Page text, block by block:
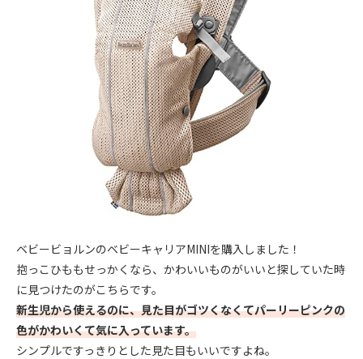
ベビービョルンのベビーキャリアMINIを購入しました！
抱っこひももせっかくなら、かわいいものがいいと探していた時
に見つけたのがこちらです。
新生児から使えるのに、見た目がゴツくなくてパーリーピンクの
色がかわいくて気に入っています。
シンプルですっきりとした見た目もいいですよね。